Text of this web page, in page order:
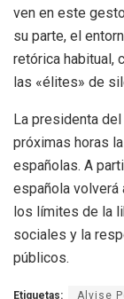
ven en este
su parte, el
retórica habitual,
las «élites» de
La presidenta
próximas horas
españolas. A
española volverá
los límites de la
sociales y la
públicos.
Etiquetas: Alvise